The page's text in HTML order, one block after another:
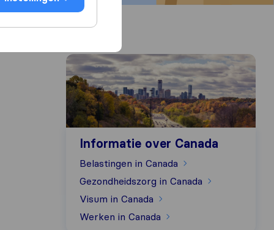
Informatie over Canada
Informatie over Canada
Belastingen in Canada
Gezondheidszorg in Canada
Visum in Canada
Werken in Canada